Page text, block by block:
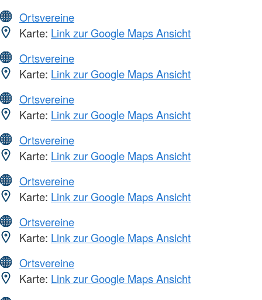
Ortsvereine
Karte: Link zur Google Maps Ansicht
Ortsvereine
Karte: Link zur Google Maps Ansicht
Ortsvereine
Karte: Link zur Google Maps Ansicht
Ortsvereine
Karte: Link zur Google Maps Ansicht
Ortsvereine
Karte: Link zur Google Maps Ansicht
Ortsvereine
Karte: Link zur Google Maps Ansicht
Ortsvereine
Karte: Link zur Google Maps Ansicht